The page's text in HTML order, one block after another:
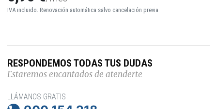
IVA incluido. Renovación automática salvo cancelación previa
RESPONDEMOS TODAS TUS DUDAS
Estaremos encantados de atenderte
LLÁMANOS GRATIS